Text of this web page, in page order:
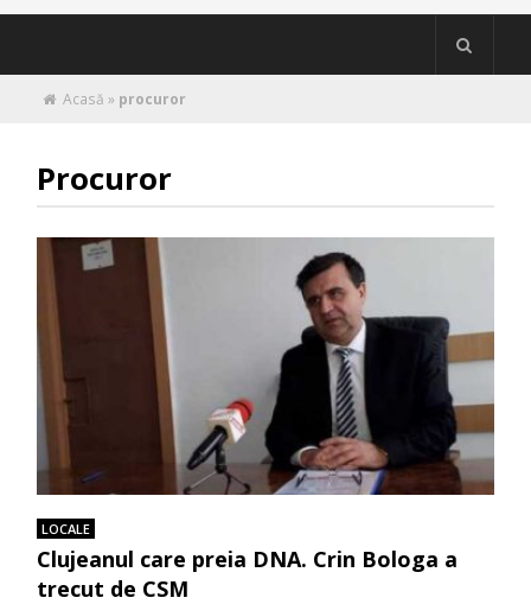
Acasă » procuror
Procuror
LOCALE
Clujeanul care preia DNA. Crin Bologa a
trecut de CSM